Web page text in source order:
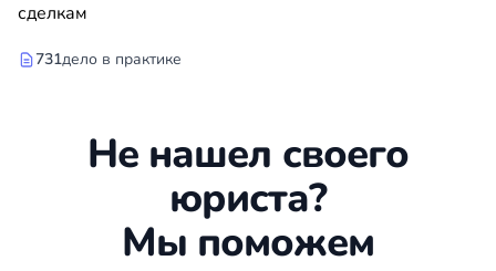
сделкам
731дело в практике
Не нашел своего
юриста?
Мы поможем